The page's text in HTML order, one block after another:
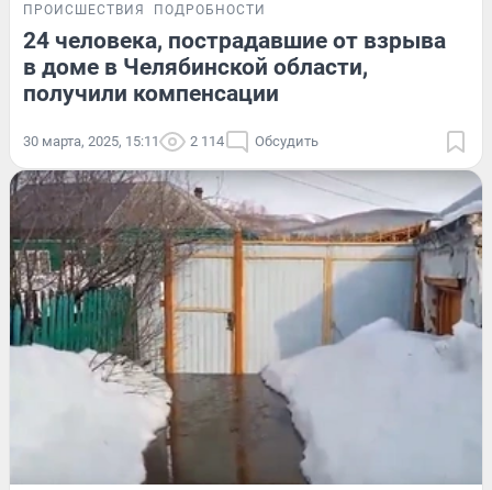
ПРОИСШЕСТВИЯ ПОДРОБНОСТИ
24 человека, пострадавшие от взрыва
в доме в Челябинской области,
получили компенсации
30 марта, 2025, 15:11 2 114 Обсудить